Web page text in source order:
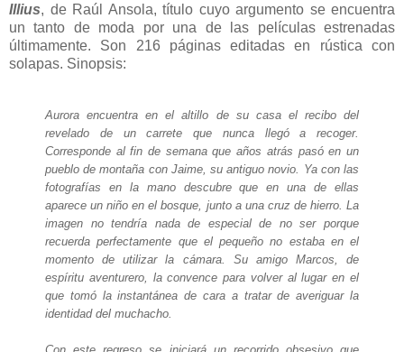
Illius, de Raúl Ansola, título cuyo argumento se encuentra
un tanto de moda por una de las películas estrenadas
últimamente. Son 216 páginas editadas en rústica con
solapas. Sinopsis:
Aurora encuentra en el altillo de su casa el recibo del
revelado de un carrete que nunca llegó a recoger.
Corresponde al fin de semana que años atrás pasó en un
pueblo de montaña con Jaime, su antiguo novio. Ya con las
fotografías en la mano descubre que en una de ellas
aparece un niño en el bosque, junto a una cruz de hierro. La
imagen no tendría nada de especial de no ser porque
recuerda perfectamente que el pequeño no estaba en el
momento de utilizar la cámara. Su amigo Marcos, de
espíritu aventurero, la convence para volver al lugar en el
que tomó la instantánea de cara a tratar de averiguar la
identidad del muchacho.